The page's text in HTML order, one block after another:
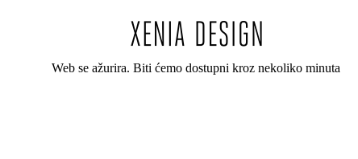
Web se ažurira. Biti ćemo dostupni kroz nekoliko minuta